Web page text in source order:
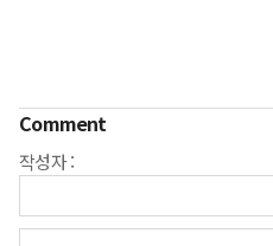
Comment
작성자 :